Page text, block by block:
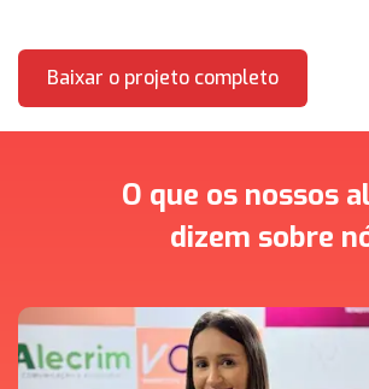
Baixar o projeto completo
O que os nossos
dizem sobre